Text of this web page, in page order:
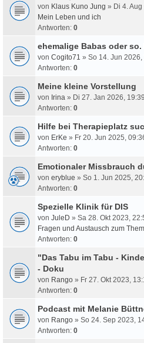
von Klaus Kuno Jung » Di 4.
Mein Leben und ich
Antworten: 0
ehemalige Babas oder so.
von Cogito71 » So 14. Jun 2026,
Antworten: 0
Meine kleine Vorstellung
von Irina » Di 27. Jan 2026,
Antworten: 0
Hilfe bei Therapieplatz
von ErKe » Fr 20. Jun 2025,
Antworten: 0
Emotionaler Missbrauch
von eryblue » So 1. Jun 2025,
Antworten: 0
Spezielle Klinik für DIS
von JuleD » Sa 28. Okt 2023,
Fragen und Austausch zum
Antworten: 0
"Das Tabu im Tabu -
- Doku
von Rango » Fr 27. Okt 2023,
Antworten: 0
Podcast mit Melanie
von Rango » So 24. Sep 2023,
Antworten: 0